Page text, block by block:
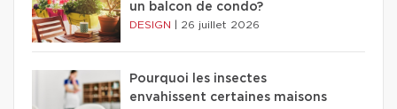
un balcon de condo?
DESIGN 26 juillet 2026
Pourquoi les insectes
envahissent certaines maisons